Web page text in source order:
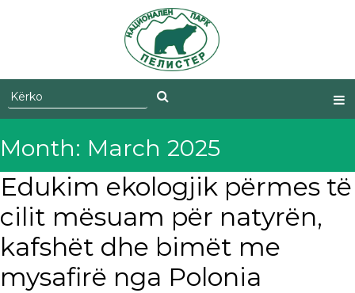
Month: March 2025
Edukim ekologjik përmes të
cilit mësuam për natyrën,
kafshët dhe bimët me
mysafirë nga Polonia